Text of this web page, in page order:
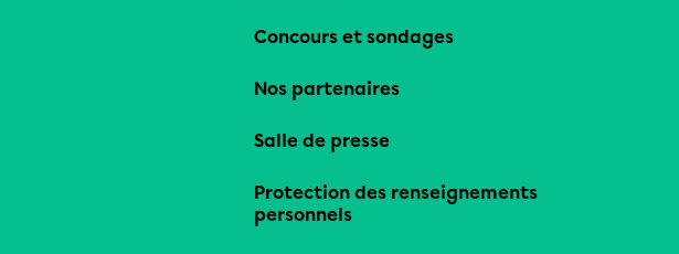
Concours et sondages
Nos partenaires
Salle de presse
Protection des renseignements
personnels